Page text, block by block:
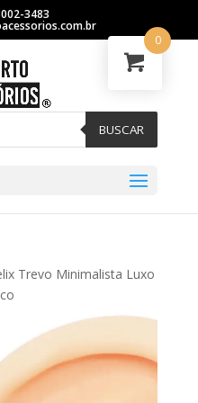
3483
BUSCAR
Trevo Minimalista Luxo
0